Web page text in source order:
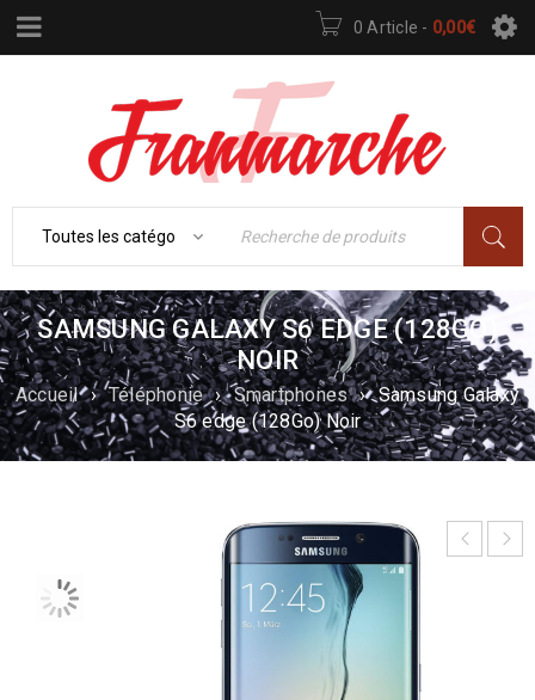
0 Article - 0,00€
SAMSUNG GALAXY S6 EDGE (128GO)
NOIR
Accueil › Téléphonie › Smartphones › Samsung Galaxy
S6 edge (128Go) Noir